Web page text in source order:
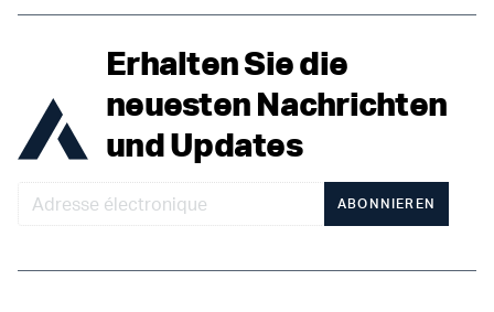
Erhalten Sie die
neuesten Nachrichten
und Updates
ABONNIEREN